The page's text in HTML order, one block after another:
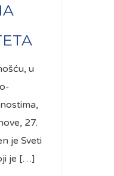
u
27.
je Sveti
je […]